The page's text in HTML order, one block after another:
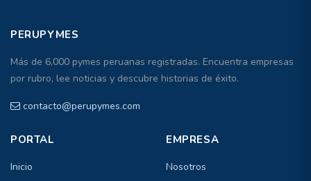
PERUPYMES
Más de 6,000 pymes peruanas registradas. Encuentra empresas
por rubro, lee noticias y descubre historias de éxito.
contacto@perupymes.com
PORTAL
Inicio
EMPRESA
Nosotros